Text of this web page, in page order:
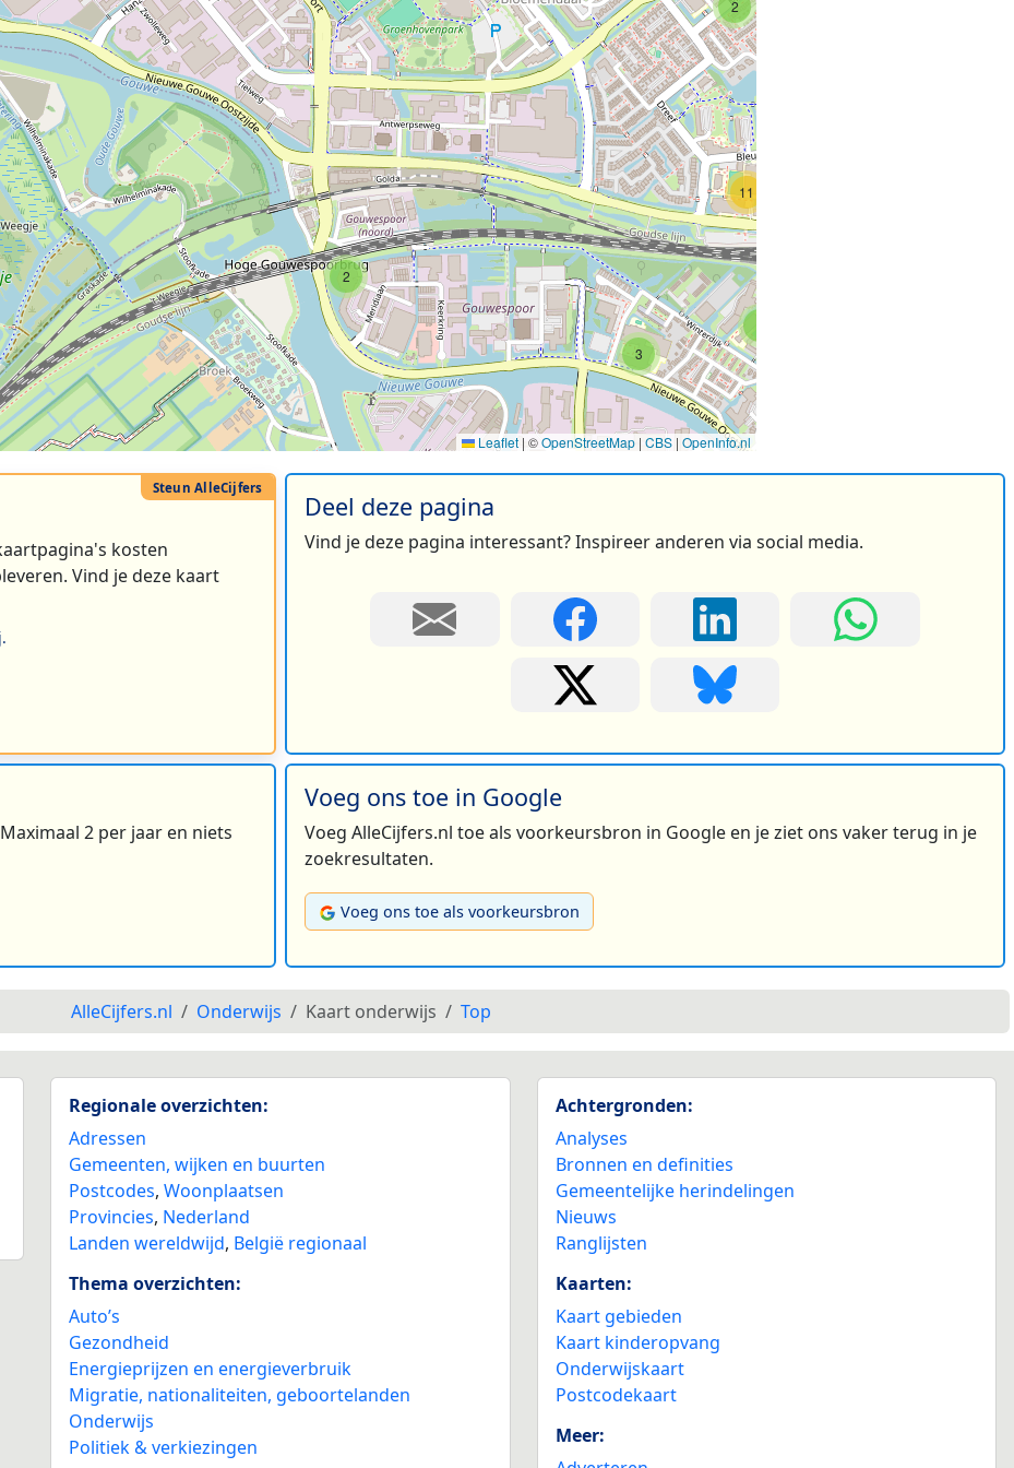
2
11
3
2
Leaflet | ©OpenStreetMap | CBS | OpenInfo.nl
kosten
Vind je deze kaart
Deel deze pagina
Vind je deze pagina interessant? Inspireer anderen via social media.
2 per jaar en niets
Voeg ons toe in Google
Voeg AlleCijfers.nl toe als voorkeursbron in Google en je ziet ons vaker terug in je
zoekresultaten.
Voeg ons toe als voorkeursbron
AlleCijfers.nl Onderwijs Kaart onderwijs Top
Regionale overzichten:
Adressen
Gemeenten, wijken en buurten
Postcodes,Woonplaatsen
Provincies, Nederland
Landen wereldwijd, België regionaal
Thema overzichten:
Auto’s
Gezondheid
Energieprijzen en energieverbruik
Migratie, nationaliteiten, geboortelanden
Onderwijs
Politiek & verkiezingen
Achtergronden:
Analyses
Bronnen en definities
Gemeentelijke herindelingen
Nieuws
Ranglijsten
Kaarten:
Kaart gebieden
Kaart kinderopvang
Onderwijskaart
Postcodekaart
Meer: